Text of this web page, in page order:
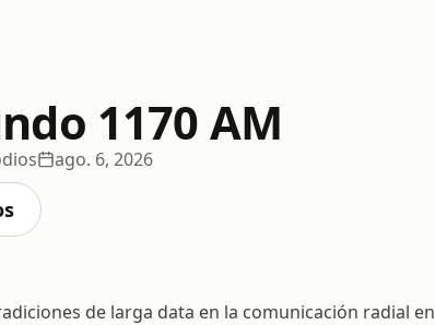
1170 AM
ago. 6, 2026
de larga data en la comunicación radial en